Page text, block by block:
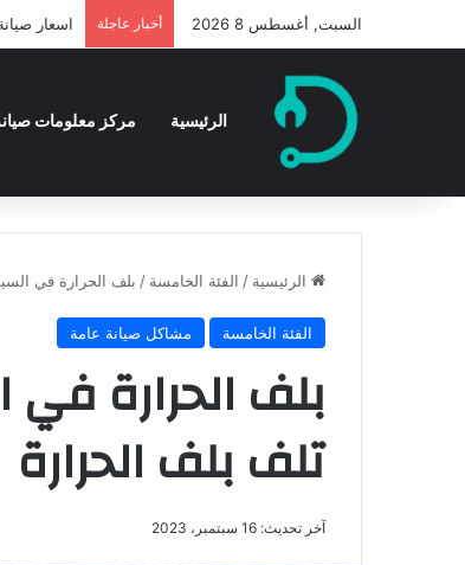
السبت, أغسطس 8 2026 أخبار عاجلة اسعار
الرئيسية مركز معلومات
الرئيسية / الفئة الخامسة / بلف الحرارة في
الفئة الخامسة مشاكل صيانة عامة
بلف الحرارة
تلف بلف الحرارة
آخر تحديث: 16 سبتمبر، 2023